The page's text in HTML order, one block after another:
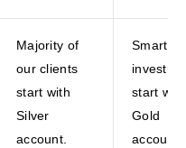
Majority of
our clients
start with
Silver
account.
Smart
start with
Gold
account.